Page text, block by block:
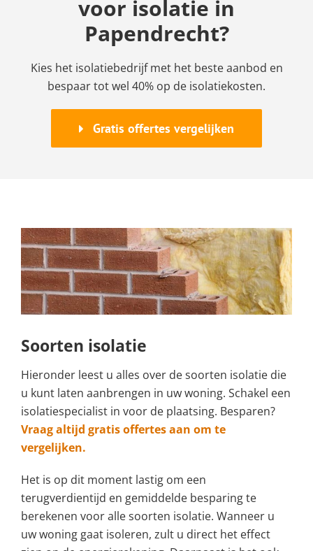
voor isolatie in
Papendrecht?
Kies het isolatiebedrijf met het beste aanbod en
bespaar tot wel 40% op de isolatiekosten.
Gratis offertes vergelijken
Soorten isolatie
Hieronder leest u alles over de soorten isolatie die
u kunt laten aanbrengen in uw woning. Schakel een
isolatiespecialist in voor de plaatsing. Besparen?
Vraag altijd gratis offertes aan om te
vergelijken.
Het is op dit moment lastig om een
terugverdientijd en gemiddelde besparing te
berekenen voor alle soorten isolatie. Wanneer u
uw woning gaat isoleren, zult u direct het effect